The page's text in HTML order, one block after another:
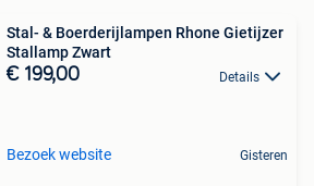
Stal- & Boerderijlampen Rhone Gietijzer
Stallamp Zwart
€ 199,00 Details
Bezoek website Gisteren